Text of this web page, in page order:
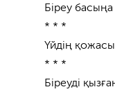
Біреу
* * *
Үйдің
* * *
Біреуді